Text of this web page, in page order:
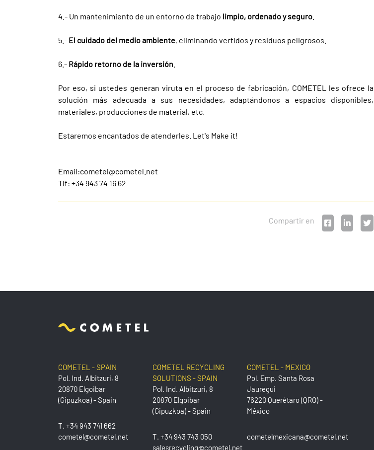
4.- Un mantenimiento de un entorno de trabajo limpio, ordenado y seguro
5.- El cuidado del medio ambiente, eliminando vertidos y residuos peligrosos.
6.- Rápido retorno de la inversión
Por eso, si ustedes generan viruta en el proceso de fabricación, COMETEL les ofrece la
solución más adecuada a sus necesidades, adaptándonos a espacios disponibles,
materiales, producciones de material, etc.
Estaremos encantados de atenderles. Let's Make it!
Email:cometel@cometel.net
Tlf: +34 943 74 16 62
Compartir en
COMETEL - SPAIN
Pol. Ind. Albitzuri, 8
20870 Elgoibar
(Gipuzkoa) - Spain
T. +34 943 741 662
cometel@cometel.net
COMETEL RECYCLING
SOLUTIONS - SPAIN
Pol. Ind. Albitzuri, 8
20870 Elgoibar
(Gipuzkoa) - Spain
T. +34 943 743 050
salesrecycling@cometel.net
COMETEL - MEXICO
Pol. Emp. Santa Rosa
Jauregui
76220 Querétaro (QRO) -
México
cometelmexicana@cometel.net